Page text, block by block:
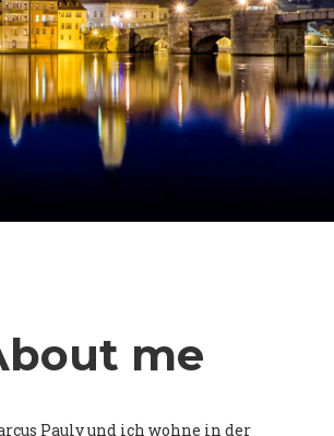
me
Pauly und ich wohne in der